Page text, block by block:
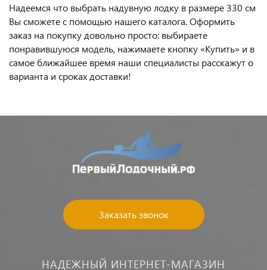
Надеемся что выбрать надувную лодку в размере 330 см
Вы сможете с помощью нашего каталога. Оформить
заказ на покупку довольно просто: выбираете
понравившуюся модель, нажимаете кнопку «Купить» и в
самое ближайшее время наши специалисты расскажут о
варианта и сроках доставки!
Заказать звонок
НАДЕЖНЫЙ ИНТЕРНЕТ-МАГАЗИН